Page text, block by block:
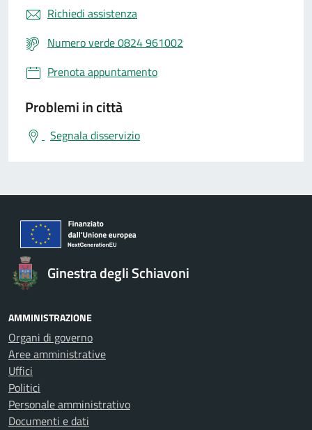
Richiedi assistenza
Numero verde 0824 961002
Prenota appuntamento
Problemi in città
Segnala disservizio
Ginestra degli Schiavoni
AMMINISTRAZIONE
Organi di governo
Aree amministrative
Uffici
Politici
Personale amministrativo
Documenti e dati